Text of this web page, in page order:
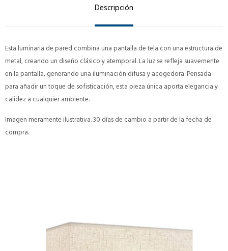
Descripción
Esta luminaria de pared combina una pantalla de tela con una estructura de
metal, creando un diseño clásico y atemporal. La luz se refleja suavemente
en la pantalla, generando una iluminación difusa y acogedora. Pensada
para añadir un toque de sofisticación, esta pieza única aporta elegancia y
calidez a cualquier ambiente.
Imagen meramente ilustrativa. 30 días de cambio a partir de la fecha de
compra.